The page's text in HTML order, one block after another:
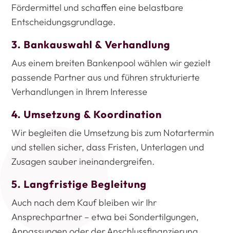
Fördermittel und schaffen eine belastbare
Entscheidungsgrundlage.
3. Bankauswahl & Verhandlung
Aus einem breiten Bankenpool wählen wir gezielt
passende Partner aus und führen strukturierte
Verhandlungen in Ihrem Interesse
4. Umsetzung & Koordination
Wir begleiten die Umsetzung bis zum Notartermin
und stellen sicher, dass Fristen, Unterlagen und
Zusagen sauber ineinandergreifen.
5. Langfristige Begleitung
Auch nach dem Kauf bleiben wir Ihr
Ansprechpartner – etwa bei Sondertilgungen,